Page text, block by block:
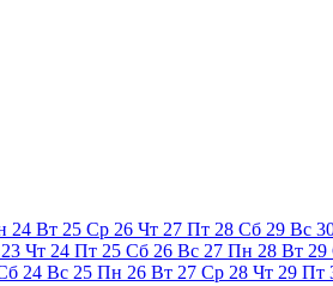
24 Вт 25 Ср 26 Чт 27 Пт 28 Сб 29 Вс
23 Чт 24 Пт 25 Сб 26 Вс 27 Пн 28 Вт 29
24 Вс 25 Пн 26 Вт 27 Ср 28 Чт 29 Пт